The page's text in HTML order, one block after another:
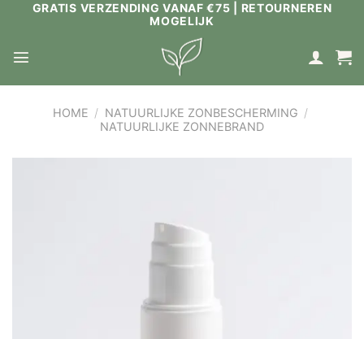
GRATIS VERZENDING VANAF €75 | RETOURNEREN
MOGELIJK
HOME / NATUURLIJKE ZONBESCHERMING /
NATUURLIJKE ZONNEBRAND